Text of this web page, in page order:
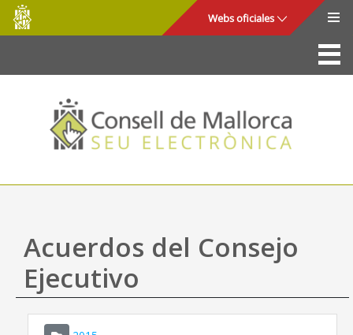
Saltar al contenido principal
Consell
de
Mallorca
Webs oficiales
La Sede
Consejo de Mallorca
Acceso y seguridad
Utilidades
Mapa web
Ayuda
Acuerdos del Consejo
Ejecutivo